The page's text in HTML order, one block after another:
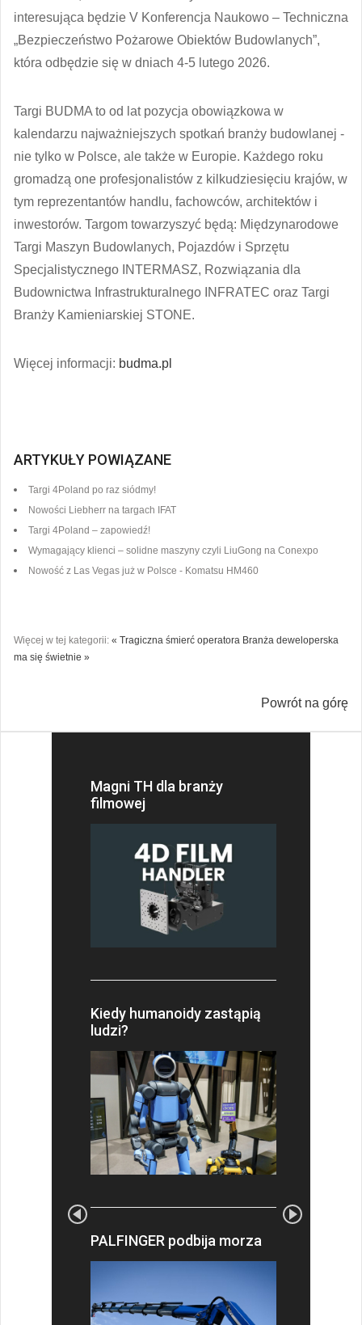
interesująca będzie V Konferencja Naukowo – Techniczna
„Bezpieczeństwo Pożarowe Obiektów Budowlanych”,
która odbędzie się w dniach 4-5 lutego 2026.
Targi BUDMA to od lat pozycja obowiązkowa w
kalendarzu najważniejszych spotkań branży budowlanej -
nie tylko w Polsce, ale także w Europie. Każdego roku
gromadzą one profesjonalistów z kilkudziesięciu krajów, w
tym reprezentantów handlu, fachowców, architektów i
inwestorów. Targom towarzyszyć będą: Międzynarodowe
Targi Maszyn Budowlanych, Pojazdów i Sprzętu
Specjalistycznego INTERMASZ, Rozwiązania dla
Budownictwa Infrastrukturalnego INFRATEC oraz Targi
Branży Kamieniarskiej STONE.
Więcej informacji: budma.pl
ARTYKUŁY POWIĄZANE
Targi 4Poland po raz siódmy!
Nowości Liebherr na targach IFAT
Targi 4Poland – zapowiedź!
Wymagający klienci – solidne maszyny czyli LiuGong na Conexpo
Nowość z Las Vegas już w Polsce - Komatsu HM460
Więcej w tej kategorii: « Tragiczna śmierć operatora Branża deweloperska
ma się świetnie »
Powrót na górę
Magni TH dla branży
filmowej
Kiedy humanoidy zastąpią
ludzi?
PALFINGER podbija morza